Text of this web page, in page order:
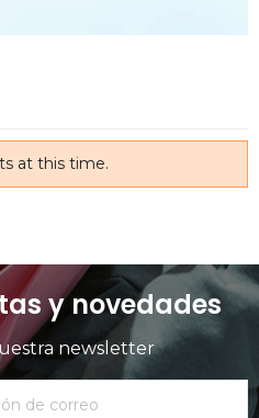
at this time.
y novedades
newsletter